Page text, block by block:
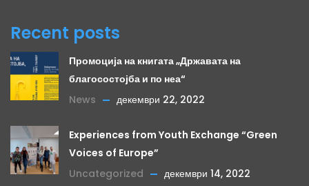
Recent posts
Промоција на книгата „Државата на
благосостојба и по неа“
News
декември 22, 2022
Experiences from Youth Exchange “Green
Voices of Europe”
Uncategorized
декември 14, 2022